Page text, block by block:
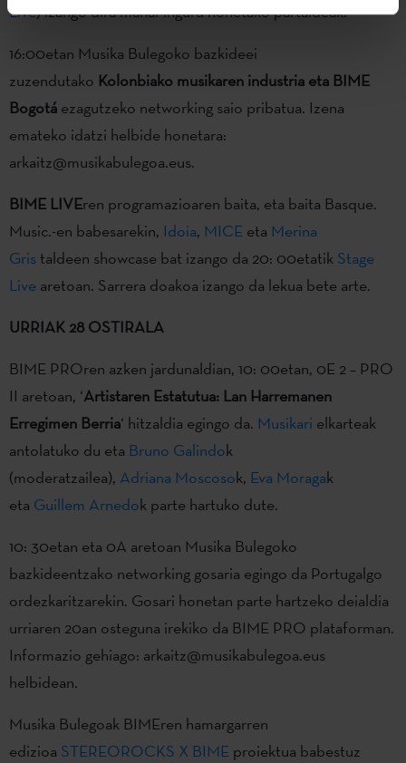
Live) izango dira mahai-inguru honetako partaideak.
16:00etan Musika Bulegoko bazkideei
zuzendutako Kolonbiako musikaren industria eta BIME
Bogotá ezagutzeko networking saio pribatua. Izena
emateko idatzi helbide honetara:
arkaitz@musikabulegoa.eus.
BIME LIVEren programazioaren baita, eta baita Basque.
Music.-en babesarekin, Idoia, MICE eta Merina
Gris taldeen showcase bat izango da 20: 00etatik Stage
Live aretoan. Sarrera doakoa izango da lekua bete arte.
URRIAK 28 OSTIRALA
BIME PROren azken jardunaldian, 10: 00etan, 0E 2 – PRO
II aretoan, ‘Artistaren Estatutua: Lan Harremanen
Erregimen Berria‘ hitzaldia egingo da. Musikari elkarteak
antolatuko du eta Bruno Galindok
(moderatzailea), Adriana Moscosok, Eva Moragak
eta Guillem Arnedok parte hartuko dute.
10: 30etan eta 0A aretoan Musika Bulegoko
bazkideentzako networking gosaria egingo da Portugalgo
ordezkaritzarekin. Gosari honetan parte hartzeko deialdia
urriaren 20an osteguna irekiko da BIME PRO plataforman.
Informazio gehiago: arkaitz@musikabulegoa.eus
helbidean.
Musika Bulegoak BIMEren hamargarren
edizioa STEREOROCKS X BIME proiektua babestuz